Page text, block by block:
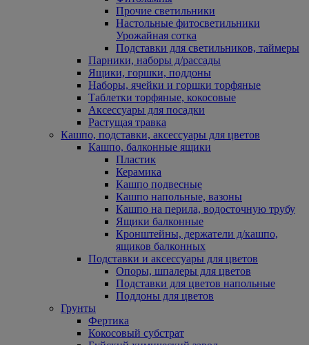
Прочие светильники
Настольные фитосветильники
Урожайная сотка
Подставки для светильников, таймеры
Парники, наборы д/рассады
Ящики, горшки, поддоны
Наборы, ячейки и горшки торфяные
Таблетки торфяные, кокосовые
Аксессуары для посадки
Растущая травка
Кашпо, подставки, аксессуары для цветов
Кашпо, балконные ящики
Пластик
Керамика
Кашпо подвесные
Кашпо напольные, вазоны
Кашпо на перила, водосточную трубу
Ящики балконные
Кронштейны, держатели д/кашпо,
ящиков балконных
Подставки и аксессуары для цветов
Опоры, шпалеры для цветов
Подставки для цветов напольные
Поддоны для цветов
Грунты
Фертика
Кокосовый субстрат